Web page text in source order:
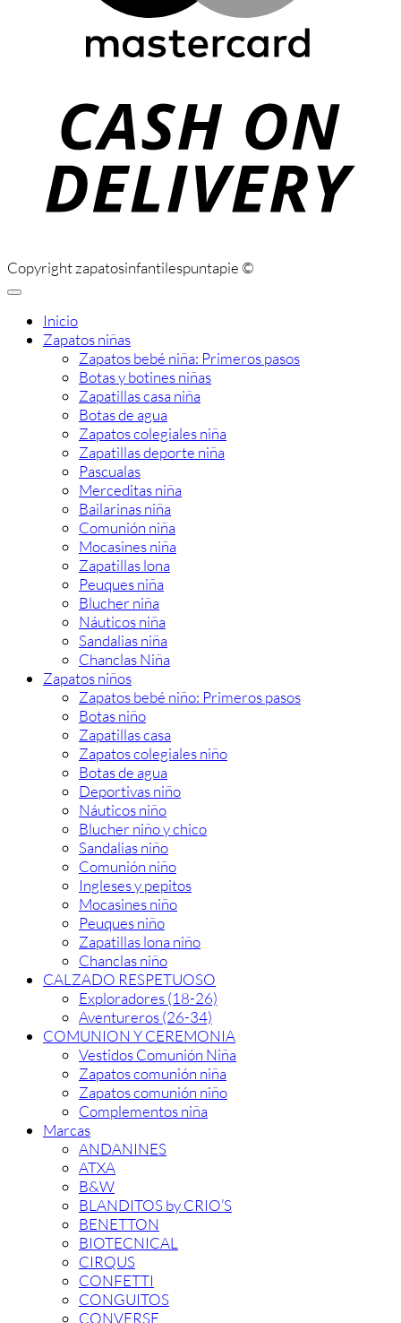
Copyright zapatosinfantilespuntapie ©
Inicio
Zapatos niñas
Zapatos bebé niña: Primeros pasos
Botas y botines niñas
Zapatillas casa niña
Botas de agua
Zapatos colegiales niña
Zapatillas deporte niña
Pascualas
Merceditas niña
Bailarinas niña
Comunión niña
Mocasines niña
Zapatillas lona
Peuques niña
Blucher niña
Náuticos niña
Sandalias niña
Chanclas Niña
Zapatos niños
Zapatos bebé niño: Primeros pasos
Botas niño
Zapatillas casa
Zapatos colegiales niño
Botas de agua
Deportivas niño
Náuticos niño
Blucher niño y chico
Sandalias niño
Comunión niño
Ingleses y pepitos
Mocasines niño
Peuques niño
Zapatillas lona niño
Chanclas niño
CALZADO RESPETUOSO
Exploradores (18-26)
Aventureros (26-34)
COMUNION Y CEREMONIA
Vestidos Comunión Niña
Zapatos comunión niña
Zapatos comunión niño
Complementos niña
Marcas
ANDANINES
ATXA
B&W
BLANDITOS by CRIO’S
BENETTON
BIOTECNICAL
CIRQUS
CONFETTI
CONGUITOS
CONVERSE